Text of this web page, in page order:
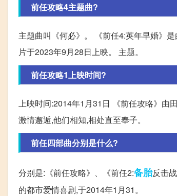
前任攻略4主题曲?
主题曲叫《何必》。 《前任4:英年早婚》
片于2023年9月28日上映。 主题。
前任攻略1上映时间?
上映时间:2014年1月31日 《前任攻略》
激情邂逅,他们相知,相处直至奉子。
前任四部曲分别是什么?
分别是:《前任攻略》、《前任2:备胎反击
的都市爱情喜剧,于2014年1月31。